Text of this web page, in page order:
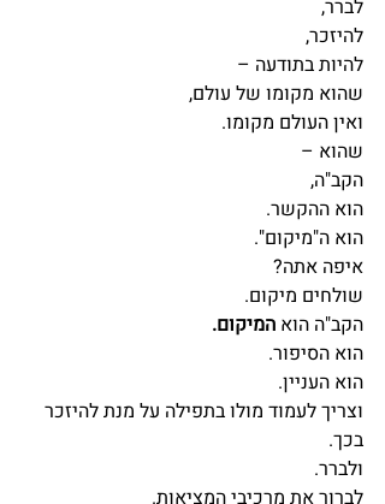
לברר,
להיזכר,
להיות בתודעה –
שהוא מקומו של עולם,
ואין העולם מקומו.
שהוא –
הקב"ה,
הוא ההקשר.
הוא ה"מיקום".
איפה אתה?
שולחים מיקום.
הקב"ה הוא המיקום.
הוא הסיפור.
הוא העניין.
וצריך לעמוד מולו בתפילה על מנת להיזכר
בכך.
ולברר.
לברור את מרכיבי המציאות.